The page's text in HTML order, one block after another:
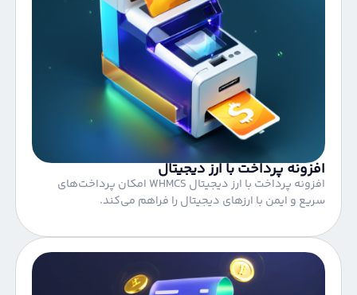
افزونه پرداخت با ارز دیجیتال
افزونه پرداخت با ارز دیجیتال WHMCS امکان پرداخت‌های
سریع و ایمن با ارزهای دیجیتال را فراهم می‌کند.